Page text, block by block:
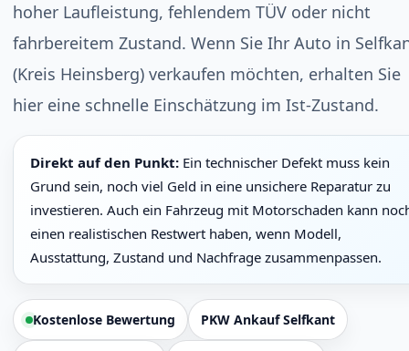
hoher Laufleistung, fehlendem TÜV oder nicht
fahrbereitem Zustand. Wenn Sie Ihr Auto in
(Kreis Heinsberg) verkaufen möchten, erhalten Sie
hier eine schnelle Einschätzung im Ist-Zustand.
Direkt auf den Punkt: Ein technischer Defekt muss kein
Grund sein, noch viel Geld in eine unsichere Reparatur zu
investieren. Auch ein Fahrzeug mit Motorschaden kann
einen realistischen Restwert haben, wenn Modell,
Ausstattung, Zustand und Nachfrage zusammenpassen.
Kostenlose Bewertung PKW Ankauf Selfkant